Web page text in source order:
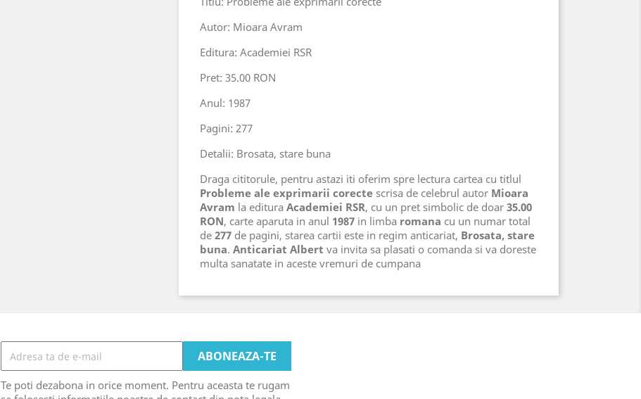
Autor: Mioara Avram
Editura: Academiei RSR
Pret: 35.00 RON
Anul: 1987
Pagini: 277
Detalii: Brosata, stare buna
Draga cititorule, pentru astazi iti oferim spre lectura cartea cu titlul
Probleme ale exprimarii corecte scrisa de celebrul autor Mioara
Avram la editura Academiei RSR, cu un pret simbolic de doar 35.00
RON, carte aparuta in anul 1987 in limba romana cu un numar total
de 277 de pagini, starea cartii este in regim anticariat, Brosata, stare
buna. Anticariat Albert va invita sa plasati o comanda si va doreste
multa sanatate in aceste vremuri de cumpana
Te poti dezabona in orice moment. Pentru aceasta te rugam